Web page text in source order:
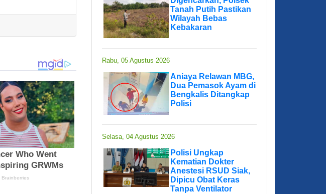
Tanah Putih Pastikan
Wilayah Bebas
Kebakaran
Rabu, 05 Agustus 2026
Aniaya Relawan MBG,
Dua Pemasok Ayam di
Bengkalis Ditangkap
Polisi
Selasa, 04 Agustus 2026
Polisi Ungkap
Kematian Dokter
Anestesi RSUD Siak,
Dipicu Obat Keras
Tanpa Ventilator